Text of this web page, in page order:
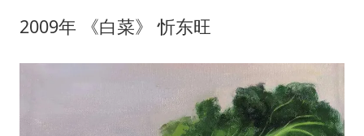
2009年 《白菜》 忻东旺